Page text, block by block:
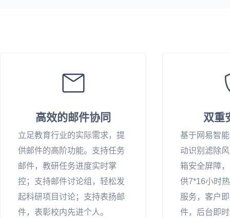
高效的邮件协同
立足教育行业的实际需求，提
供邮件的高阶功能。支持任务
邮件，教研任务进度实时掌
控；支持邮件讨论组，轻松发
起科研项目讨论；支持表扬邮
件，表彰校内先进个人。
双重
基于网易智
动识别滤除
箱安全屏障
供7*16小时
服务，客户
件，后台即